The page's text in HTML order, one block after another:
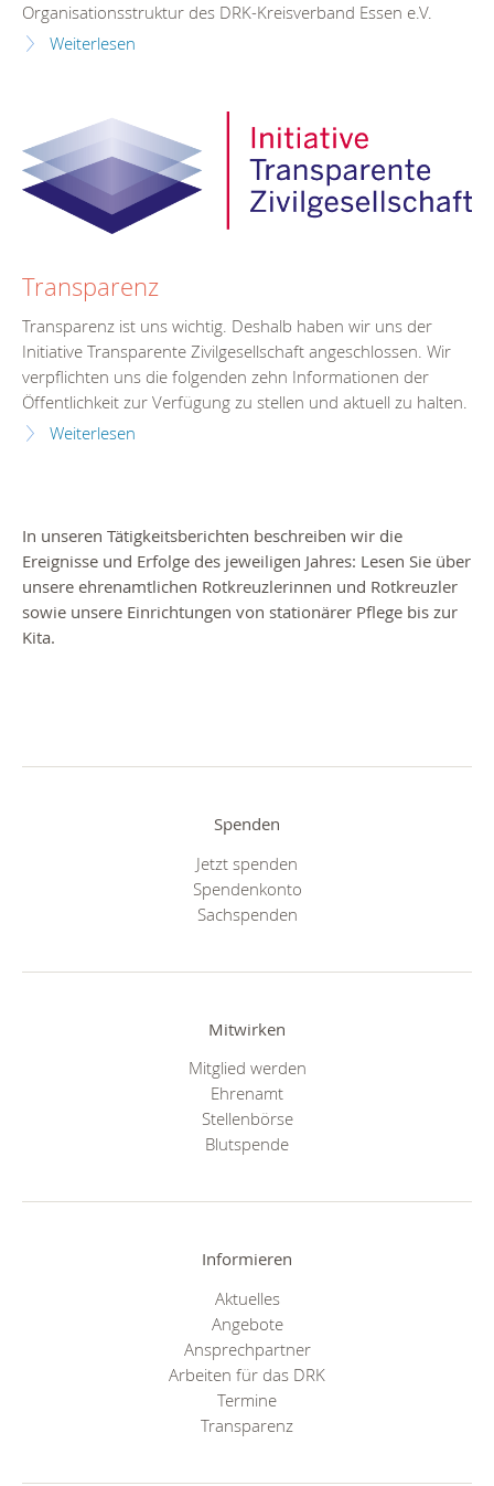
Organisationsstruktur des DRK-Kreisverband Essen e.V.
Weiterlesen
Transparenz
Transparenz ist uns wichtig. Deshalb haben wir uns der
Initiative Transparente Zivilgesellschaft angeschlossen. Wir
verpflichten uns die folgenden zehn Informationen der
Öffentlichkeit zur Verfügung zu stellen und aktuell zu halten.
Weiterlesen
In unseren Tätigkeitsberichten beschreiben wir die
Ereignisse und Erfolge des jeweiligen Jahres: Lesen Sie über
unsere ehrenamtlichen Rotkreuzlerinnen und Rotkreuzler
sowie unsere Einrichtungen von stationärer Pflege bis zur
Kita.
Spenden
Jetzt spenden
Spendenkonto
Sachspenden
Mitwirken
Mitglied werden
Ehrenamt
Stellenbörse
Blutspende
Informieren
Aktuelles
Angebote
Ansprechpartner
Arbeiten für das DRK
Termine
Transparenz